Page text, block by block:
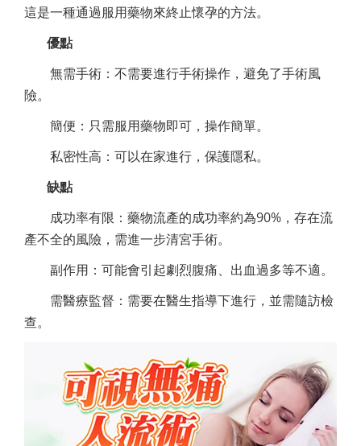
這是一種通過服用藥物來終止懷孕的方法。
優點
無需手術：不需要進行手術操作，避免了手術風
險。
簡便：只需服用藥物即可，操作簡單。
私密性高：可以在家進行，保護隱私。
缺點
成功率有限：藥物流產的成功率約為90%，存在流
產不全的風險，需進一步清宮手術。
副作用：可能會引起劇烈腹痛、出血過多等不適。
需醫療監督：需要在醫生指導下進行，並需隨訪檢
查。